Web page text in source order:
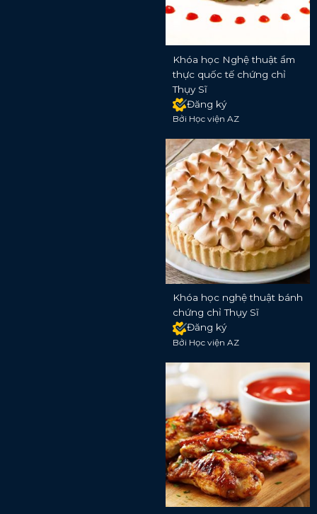
Khóa học Nghệ thuật ẩm
thực quốc tế chứng chỉ
Thụy Sĩ
Đăng ký
Bởi Học viện AZ
Khóa học nghệ thuật bánh
chứng chỉ Thụy Sĩ
Đăng ký
Bởi Học viện AZ